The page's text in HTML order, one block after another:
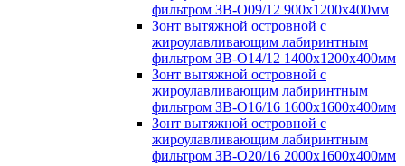
фильтром ЗВ-О09/12 900х1200х400мм
Зонт вытяжной островной с
жироулавливающим лабиринтным
фильтром ЗВ-О14/12 1400х1200х400мм
Зонт вытяжной островной с
жироулавливающим лабиринтным
фильтром ЗВ-О16/16 1600х1600х400мм
Зонт вытяжной островной с
жироулавливающим лабиринтным
фильтром ЗВ-О20/16 2000х1600х400мм